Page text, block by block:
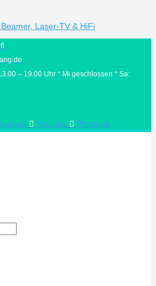
Laser-TV & HiFi
– 19.00 Uhr * Mi geschlossen * Sa:
Youtube Pinterest